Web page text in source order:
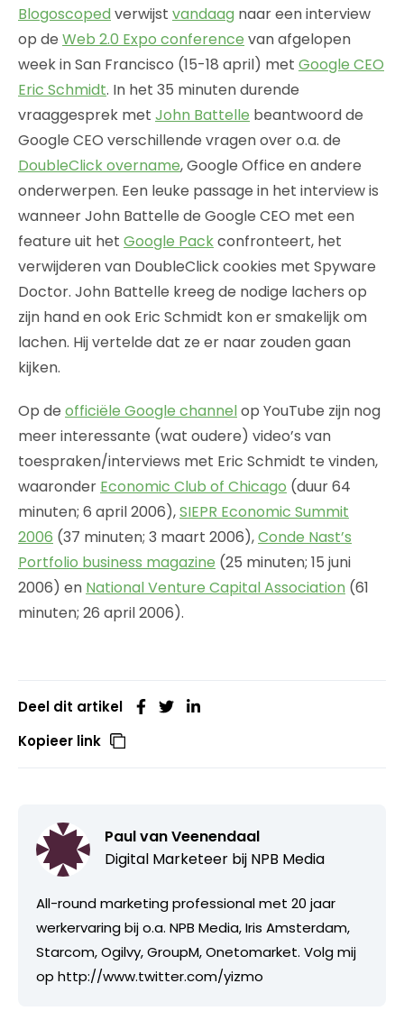
Blogoscoped verwijst vandaag naar een interview
op de Web 2.0 Expo conference van afgelopen
week in San Francisco (15-18 april) met Google CEO
Eric Schmidt. In het 35 minuten durende
vraaggesprek met John Battelle beantwoord de
Google CEO verschillende vragen over o.a. de
DoubleClick overname, Google Office en andere
onderwerpen. Een leuke passage in het interview is
wanneer John Battelle de Google CEO met een
feature uit het Google Packconfronteert, het
verwijderen van DoubleClick cookies met Spyware
Doctor. John Battelle kreeg de nodige lachers op
zijn hand en ook Eric Schmidt kon er smakelijk om
lachen. Hij vertelde dat ze er naar zouden gaan
kijken.
Op de officiële Google channelop YouTube zijn nog
meer interessante (wat oudere) video’s van
toespraken/interviews met Eric Schmidt te vinden,
waaronder Economic Club of Chicago (duur 64
minuten; 6 april 2006),SIEPR Economic Summit
2006 (37 minuten; 3 maart 2006),Conde Nast’s
Portfolio business magazine (25 minuten; 15 juni
2006) en National Venture Capital Association (61
minuten; 26 april 2006).
Deel dit artikel
Kopieer link
Paul van Veenendaal
Digital Marketeer bij NPB Media
All-round marketing professional met 20 jaar
werkervaring bij o.a. NPB Media, Iris Amsterdam,
Starcom, Ogilvy, GroupM, Onetomarket. Volg mij
op http://www.twitter.com/yizmo